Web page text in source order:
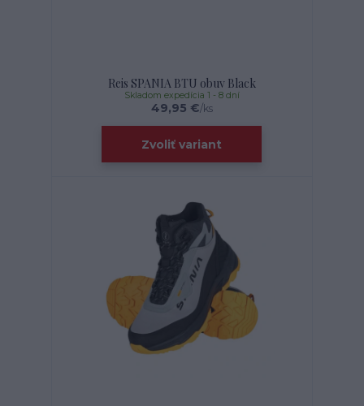
Reis SPANIA BTU obuv Black
49,95 €/ks
Skladom expedícia 1 - 8 dní
Zvoliť variant